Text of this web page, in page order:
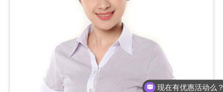
现在有优惠活动么